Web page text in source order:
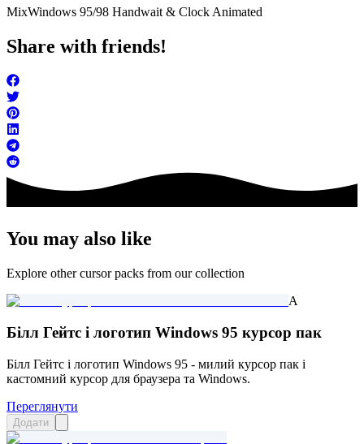
MixWindows 95/98 Handwait & Clock Animated
Share with friends!
You may also like
Explore other cursor packs from our collection
A
Білл Гейтс і логотип Windows 95 курсор пак
Білл Гейтс і логотип Windows 95 - милий курсор пак і
кастомний курсор для браузера та Windows.
Переглянути
Додати